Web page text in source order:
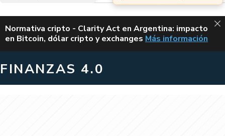
ALERTA
Normativa cripto - Clarity Act en Argentina: impacto
en Bitcoin, dólar cripto y exchanges CLARITY ACT EN
Más información
FINANZAS 4.0